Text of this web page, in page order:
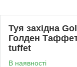
Туя західна
Голден
tuffet
В наявності